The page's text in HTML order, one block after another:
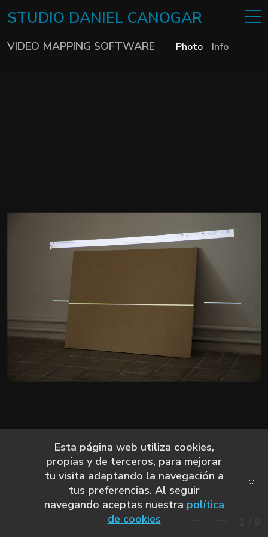
STUDIO DANIEL CANOGAR
VIDEO MAPPING SOFTWARE Photo Info
Esta página web utiliza cookies,
propias y de terceros, para mejorar
tu visita adaptando la navegación a
tus preferencias. Al seguir
navegando aceptas nuestra política
de cookies